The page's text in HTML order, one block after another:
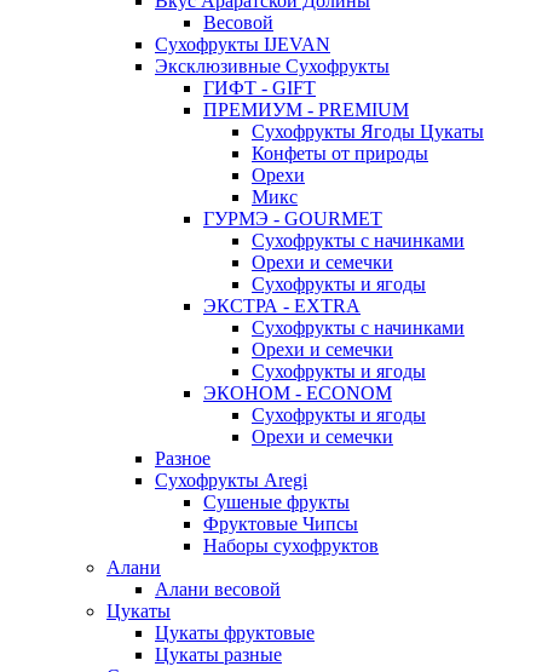
Весовой
Сухофрукты IJEVAN
Эксклюзивные Сухофрукты
ГИФТ - GIFT
ПРЕМИУМ - PREMIUM
Сухофрукты Ягоды Цукаты
Конфеты от природы
Орехи
Микс
ГУРМЭ - GOURMET
Сухофрукты с начинками
Орехи и семечки
Сухофрукты и ягоды
ЭКСТРА - EXTRA
Сухофрукты с начинками
Орехи и семечки
Сухофрукты и ягоды
ЭКОНОМ - ECONOM
Сухофрукты и ягоды
Орехи и семечки
Разное
Сухофрукты Aregi
Сушеные фрукты
Фруктовые Чипсы
Наборы сухофруктов
Алани
Алани весовой
Цукаты
Цукаты фруктовые
Цукаты разные